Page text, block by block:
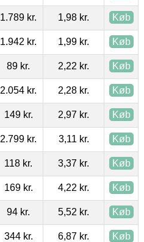
1.789 kr. 1,98 kr. Køb
1.942 kr. 1,99 kr. Køb
89 kr. 2,22 kr. Køb
2.054 kr. 2,28 kr. Køb
149 kr. 2,97 kr. Køb
2.799 kr. 3,11 kr. Køb
118 kr. 3,37 kr. Køb
169 kr. 4,22 kr. Køb
94 kr. 5,52 kr. Køb
344 kr. 6,87 kr. Køb